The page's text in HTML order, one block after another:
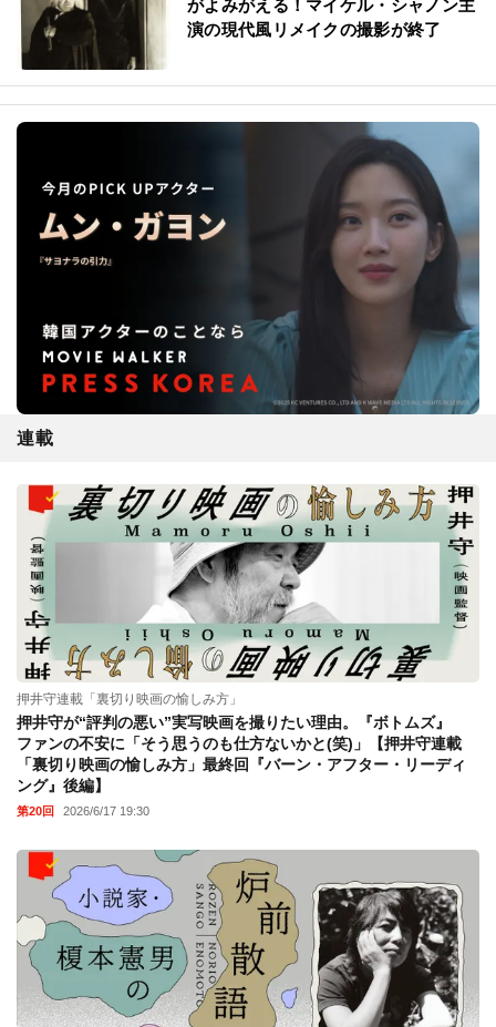
がよみがえる！マイケル・シャノン主
演の現代風リメイクの撮影が終了
連載
押井守連載「裏切り映画の愉しみ方」
押井守が“評判の悪い”実写映画を撮りたい理由。『ボトムズ』
ファンの不安に「そう思うのも仕方ないかと(笑)」【押井守連載
「裏切り映画の愉しみ方」最終回『バーン・アフター・リーディ
ング』後編】
第20回 2026/6/17 19:30